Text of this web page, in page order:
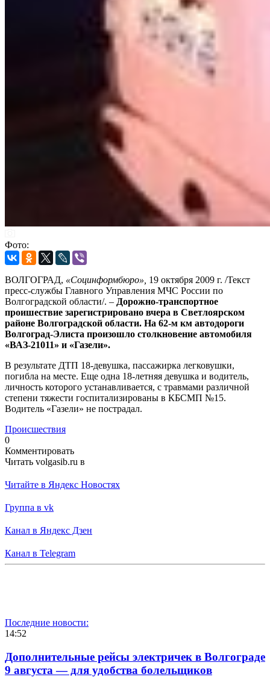
Фото:
ВОЛГОГРАД, «Социнформбюро», 19 октября 2009 г. /Текст
пресс-службы Главного Управления МЧС России по
Волгоградской области/. – Дорожно-транспортное
проишествие зарегистрировано вчера в Светлоярском
районе Волгоградской области. На 62-м км автодороги
Волгоград-Элиста произошло столкновение автомобиля
«ВАЗ-21011» и «Газели».
В результате ДТП 18-девушка, пассажирка легковушки,
погибла на месте. Еще одна 18-летняя девушка и водитель,
личность которого устанавливается, с травмами различной
степени тяжести госпитализированы в КБСМП №15.
Водитель «Газели» не пострадал.
Происшествия
0
Комментировать
Читать volgasib.ru в
Читайте в Яндекс Новостях
Группа в vk
Канал в Яндекс Дзен
Канал в Telegram
Последние новости:
14:52
Дополнительные рейсы электричек в Волгограде
9 августа — для удобства болельщиков